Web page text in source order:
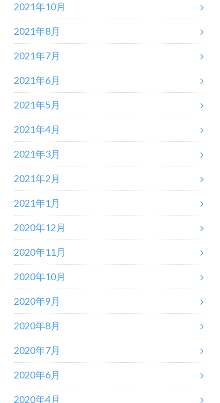
2021年10月
2021年8月
2021年7月
2021年6月
2021年5月
2021年4月
2021年3月
2021年2月
2021年1月
2020年12月
2020年11月
2020年10月
2020年9月
2020年8月
2020年7月
2020年6月
2020年4月